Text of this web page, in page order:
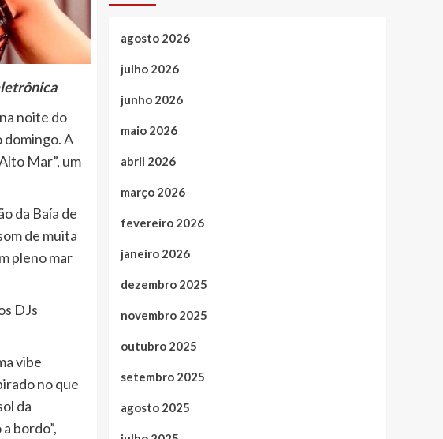
noite do
domingo. A
Mar”, um
da Baía de
de muita
pleno mar
DJs
vibe
no que
da
bordo”,
agosto 2026
julho 2026
junho 2026
maio 2026
abril 2026
março 2026
fevereiro 2026
janeiro 2026
dezembro 2025
novembro 2025
outubro 2025
setembro 2025
agosto 2025